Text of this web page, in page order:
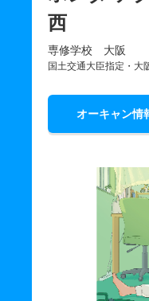
西
専修学校 大阪
国土交通大臣指定・大
オーキャン情